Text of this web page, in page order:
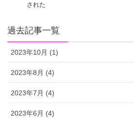
された
過去記事一覧
2023年10月 (1)
2023年8月 (4)
2023年7月 (4)
2023年6月 (4)